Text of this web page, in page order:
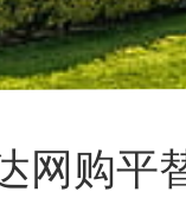
网购平